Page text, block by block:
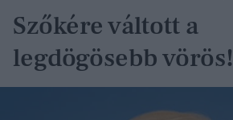
Szőkére váltott a
legdögösebb vörös!